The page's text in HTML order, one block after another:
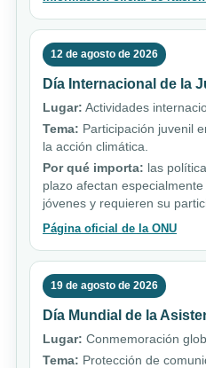
12 de agosto de 2026
Día Internacional de la
Lugar: Actividades
Tema: Participación juvenil
la acción climática.
Por qué importa: las
plazo afectan
jóvenes y requieren su
Página oficial de la ONU
19 de agosto de 2026
Día Mundial de la
Lugar: Conmemoración
Tema: Protección de